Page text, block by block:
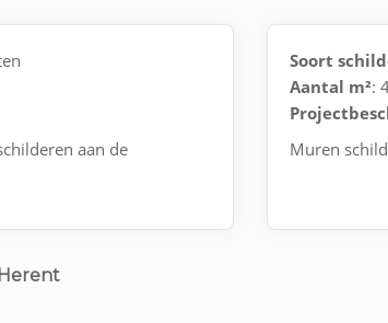
aan de
Soort
Aantal m²:
Muren